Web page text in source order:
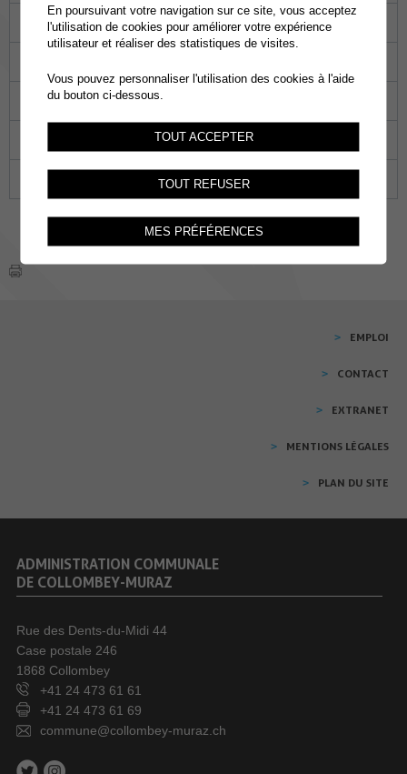
03 04 05 06 07
17 18
26 27
02
EMPLOI
CONTACT
EXTRANET
MENTIONS LÉGALES
PLAN DU SITE
ADMINISTRATION COMMUNALE
DE COLLOMBEY-MURAZ
Rue des Dents-du-Midi 44
Case postale 246
1868 Collombey
+41 24 473 61 61
+41 24 473 61 69
commune@collombey-muraz.ch
En poursuivant votre navigation sur ce site, vous acceptez
l'utilisation de cookies pour améliorer votre expérience
utilisateur et réaliser des statistiques de visites.
Vous pouvez personnaliser l'utilisation des cookies à l'aide
du bouton ci-dessous.
TOUT ACCEPTER
TOUT REFUSER
MES PRÉFÉRENCES